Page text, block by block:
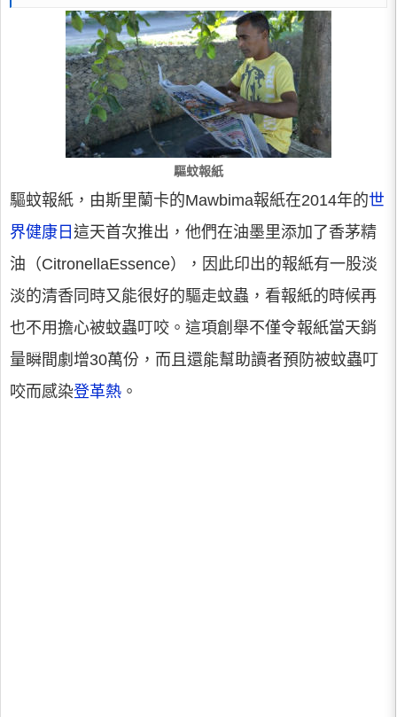
驅蚊報紙
驅蚊報紙，由斯里蘭卡的Mawbima報紙在2014年的世
界健康日 這天首次推出，他們在油墨里添加了香茅精
油（CitronellaEssence），因此印出的報紙有一股淡
淡的清香同時又能很好的驅走蚊蟲，看報紙的時候再
也不用擔心被蚊蟲叮咬。這項創舉不僅令報紙當天銷
量瞬間劇增30萬份，而且還能幫助讀者預防被蚊蟲叮
咬而感染登革熱 。